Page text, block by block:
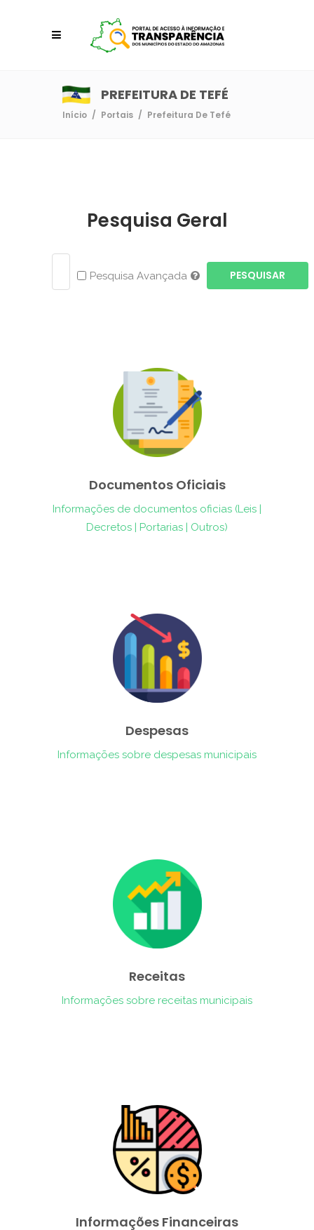
PREFEITURA DE TEFÉ
Início / Portais / Prefeitura De Tefé
Pesquisa Geral
Pesquisa Avançada PESQUISAR
Documentos Oficiais
Informações de documentos oficias (Leis |
Decretos | Portarias | Outros)
Despesas
Informações sobre despesas municipais
Receitas
Informações sobre receitas municipais
Informações Financeiras